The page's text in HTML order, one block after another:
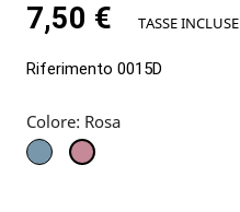
7,50 € TASSE INCLUSE
Riferimento 0015D
Colore: Rosa
AzzurroRosa